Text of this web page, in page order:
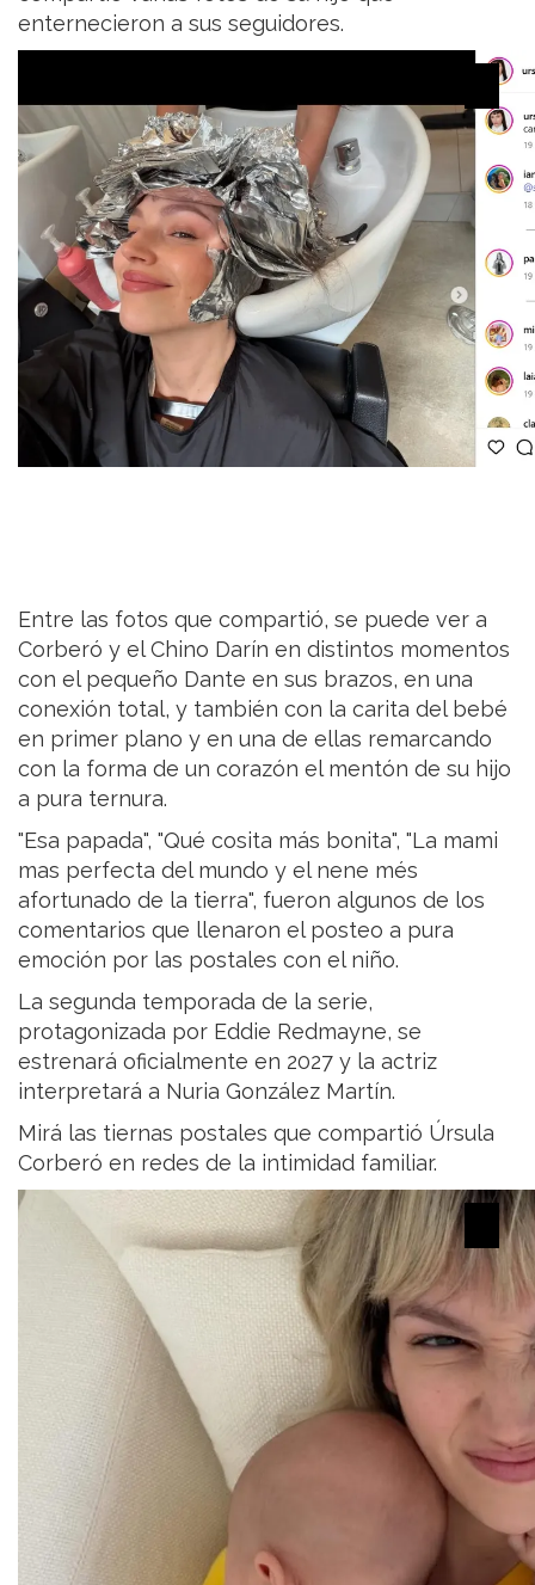
enternecieron a sus seguidores.
Entre las fotos que compartió, se puede ver a
Corberó y el Chino Darín en distintos momentos
con el pequeño Dante en sus brazos, en una
conexión total, y también con la carita del bebé
en primer plano y en una de ellas remarcando
con la forma de un corazón el mentón de su hijo
a pura ternura.
"Esa papada", "Qué cosita más bonita", "La mami
mas perfecta del mundo y el nene més
afortunado de la tierra", fueron algunos de los
comentarios que llenaron el posteo a pura
emoción por las postales con el niño.
La segunda temporada de la serie,
protagonizada por Eddie Redmayne, se
estrenará oficialmente en 2027 y la actriz
interpretará a Nuria González Martín.
Mirá las tiernas postales que compartió Úrsula
Corberó en redes de la intimidad familiar.